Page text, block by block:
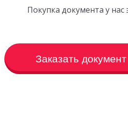
Покупка документа у
Заказать документ